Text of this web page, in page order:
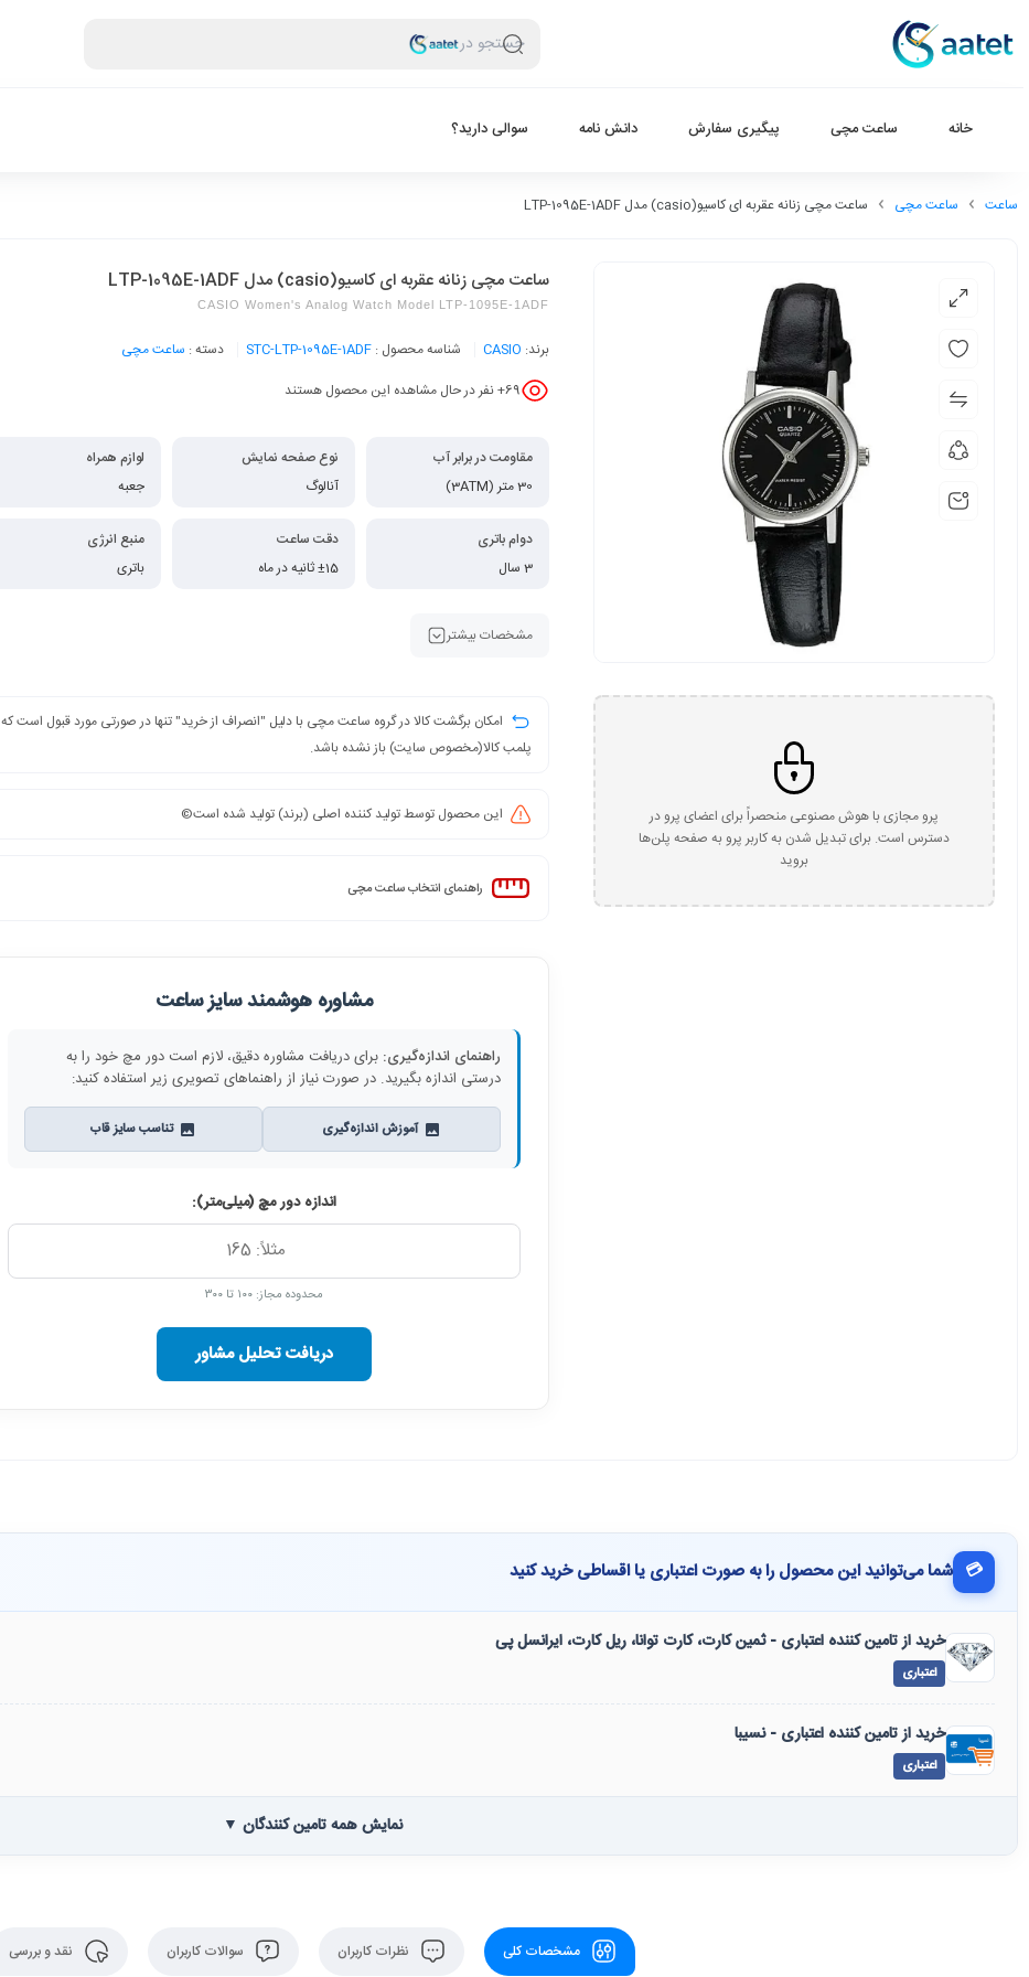
جستجو در
خانه ساعت مچی پیگیری سفارش دانش نامه سوالی دارید؟
ساعت ساعت مچی ساعت مچی زنانه عقربه ای کاسیو(casio) مدل LTP-1095E-1ADF
پرو مجازی با هوش مصنوعی منحصراً برای اعضای پرو در
دسترس است. برای تبدیل شدن به کاربر پرو به صفحه پلن‌ها
بروید
ساعت مچی زنانه عقربه ای کاسیو(casio) مدل LTP-1095E-1ADF
CASIO Women's Analog Watch Model LTP-1095E-1ADF
برند: CASIO شناسه محصول : STC-LTP-1095E-1ADF دسته : ساعت مچی
69+ نفر در حال مشاهده این محصول هستند
مقاومت در برابر آب
30 متر (3ATM)
نوع صفحه نمایش
آنالوگ
لوازم همراه
جعبه
دوام باتری
3 سال
دقت ساعت
±15 ثانیه در ماه
منبع انرژی
باتری
مشخصات بیشتر
امکان برگشت کالا در گروه ساعت مچی با دلیل "انصراف از خرید" تنها در صورتی مورد قبول است که
پلمب کالا(مخصوص سایت) باز نشده باشد.
این محصول توسط تولید کننده اصلی (برند) تولید شده است©️
راهنمای انتخاب ساعت مچی
مشاوره هوشمند سایز ساعت
راهنمای اندازه‌گیری: برای دریافت مشاوره دقیق، لازم است دور مچ خود را به
درستی اندازه بگیرید. در صورت نیاز از راهنماهای تصویری زیر استفاده کنید:
آموزش اندازه‌گیری تناسب سایز قاب
اندازه دور مچ (میلی‌متر):
محدوده مجاز: ۱۰۰ تا ۳۰۰
دریافت تحلیل مشاور
💳 شما می‌توانید این محصول را به صورت اعتباری یا اقساطی خرید کنید
خرید از تامین کننده اعتباری - ثمین کارت، کارت توانا، ریل کارت، ایرانسل پی
اعتباری
خرید از تامین کننده اعتباری - نسیبا
اعتباری
نمایش همه تامین کنندگان ▼
مشخصات کلی نظرات کاربران سوالات کاربران نقد و بررسی